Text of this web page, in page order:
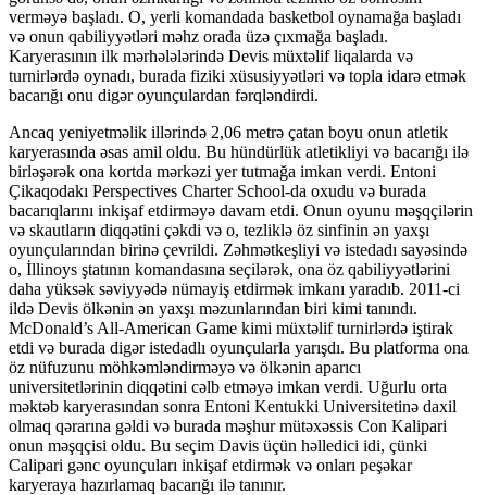
verməyə başladı. O, yerli komandada basketbol oynamağa başladı
və onun qabiliyyətləri məhz orada üzə çıxmağa başladı.
Karyerasının ilk mərhələlərində Devis müxtəlif liqalarda və
turnirlərdə oynadı, burada fiziki xüsusiyyətləri və topla idarə etmək
bacarığı onu digər oyunçulardan fərqləndirdi.
Ancaq yeniyetməlik illərində 2,06 metrə çatan boyu onun atletik
karyerasında əsas amil oldu. Bu hündürlük atletikliyi və bacarığı ilə
birləşərək ona kortda mərkəzi yer tutmağa imkan verdi. Entoni
Çikaqodakı Perspectives Charter School-da oxudu və burada
bacarıqlarını inkişaf etdirməyə davam etdi. Onun oyunu məşqçilərin
və skautların diqqətini çəkdi və o, tezliklə öz sinfinin ən yaxşı
oyunçularından birinə çevrildi. Zəhmətkeşliyi və istedadı sayəsində
o, İllinoys ştatının komandasına seçilərək, ona öz qabiliyyətlərini
daha yüksək səviyyədə nümayiş etdirmək imkanı yaradıb. 2011-ci
ildə Devis ölkənin ən yaxşı məzunlarından biri kimi tanındı.
McDonald’s All-American Game kimi müxtəlif turnirlərdə iştirak
etdi və burada digər istedadlı oyunçularla yarışdı. Bu platforma ona
öz nüfuzunu möhkəmləndirməyə və ölkənin aparıcı
universitetlərinin diqqətini cəlb etməyə imkan verdi. Uğurlu orta
məktəb karyerasından sonra Entoni Kentukki Universitetinə daxil
olmaq qərarına gəldi və burada məşhur mütəxəssis Con Kalipari
onun məşqçisi oldu. Bu seçim Davis üçün həlledici idi, çünki
Calipari gənc oyunçuları inkişaf etdirmək və onları peşəkar
karyeraya hazırlamaq bacarığı ilə tanınır.